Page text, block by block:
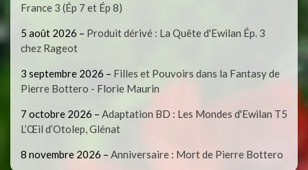
France 3 (Ép 7 et Ép 8)
5 août 2026 – Produit dérivé : La Quête d'Ewilan Ép. 3
chez Rageot
3 septembre 2026 – Filles et Pouvoirs dans la Fantasy de
Pierre Bottero - Florie Maurin
7 octobre 2026 – Adaptation BD : Les Mondes d'Ewilan T5
L’Œil d’Otolep, Glénat
8 novembre 2026 – Anniversaire : Mort de Pierre Bottero